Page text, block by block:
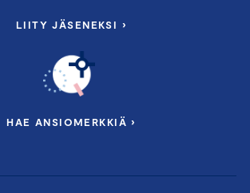
LIITY JÄSENEKSI ›
HAE ANSIOMERKKIÄ ›